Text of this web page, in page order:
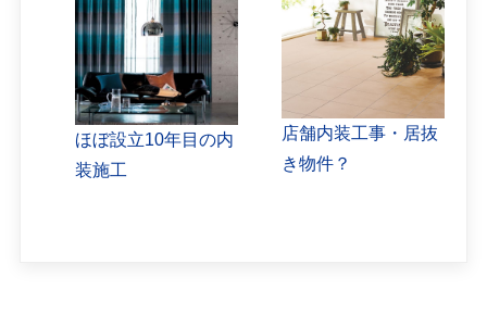
ほぼ設立10年目の内
装施工
店舗内装工事・居抜
き物件？